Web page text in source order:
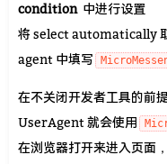
condition 中进行设置
将 select automatically
agent 中填写
在不关闭开发者工具的前
UserAgent 就会使用
在浏览器打开来进入页面